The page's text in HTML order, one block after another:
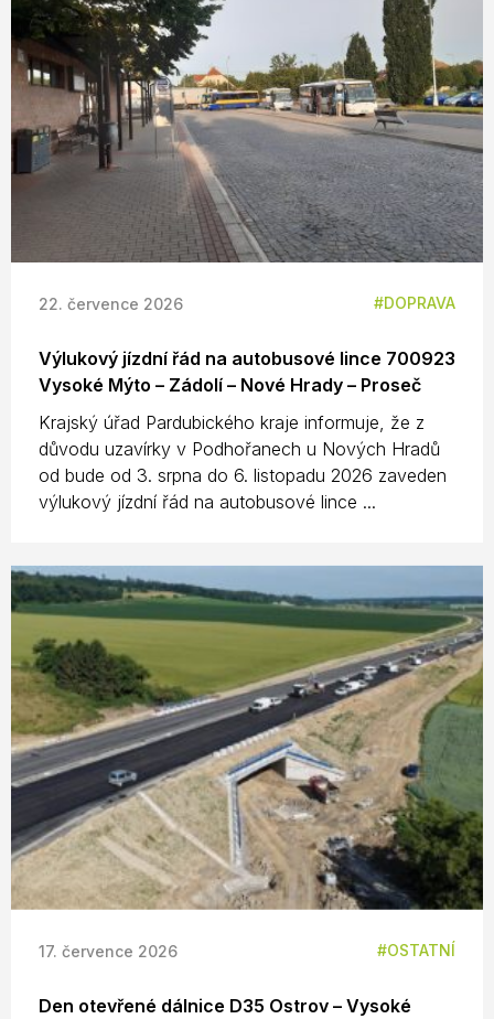
22. července 2026 DOPRAVA
Výlukový jízdní řád na autobusové lince 700923
Vysoké Mýto – Zádolí – Nové Hrady – Proseč
Krajský úřad Pardubického kraje informuje, že z
důvodu uzavírky v Podhořanech u Nových Hradů
od bude od 3. srpna do 6. listopadu 2026 zaveden
výlukový jízdní řád na autobusové lince ...
17. července 2026 OSTATNÍ
Den otevřené dálnice D35 Ostrov – Vysoké